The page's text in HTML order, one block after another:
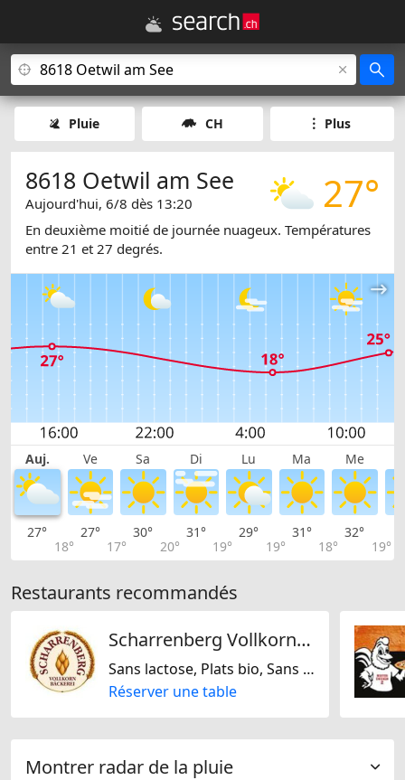
Pluie CH Plus
27°
8618 Oetwil am See
Aujourd'hui, 6/8 dès 13:20
En deuxième moitié de journée nuageux. Températures
entre 21 et 27 degrés.
Auj. Ve Sa Di Lu Ma Me
27°
18°
27°
17°
30°
20°
31°
19°
29°
19°
31°
18°
32°
19°
Restaurants recommandés
Scharrenberg Vollkornbäckerei
Sans lactose, Plats bio, Sans gluten, Sans noix, Suisse
Réserver une table
Montrer radar de la pluie